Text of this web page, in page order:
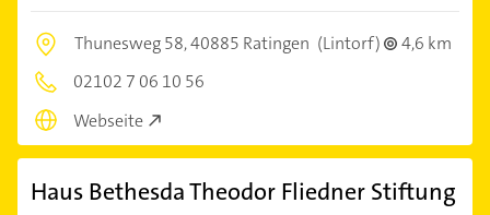
Thunesweg 58,40885 Ratingen (Lintorf)
4,6 km
02102 7 06 10 56
Webseite
Haus Bethesda Theodor Fliedner Stiftung